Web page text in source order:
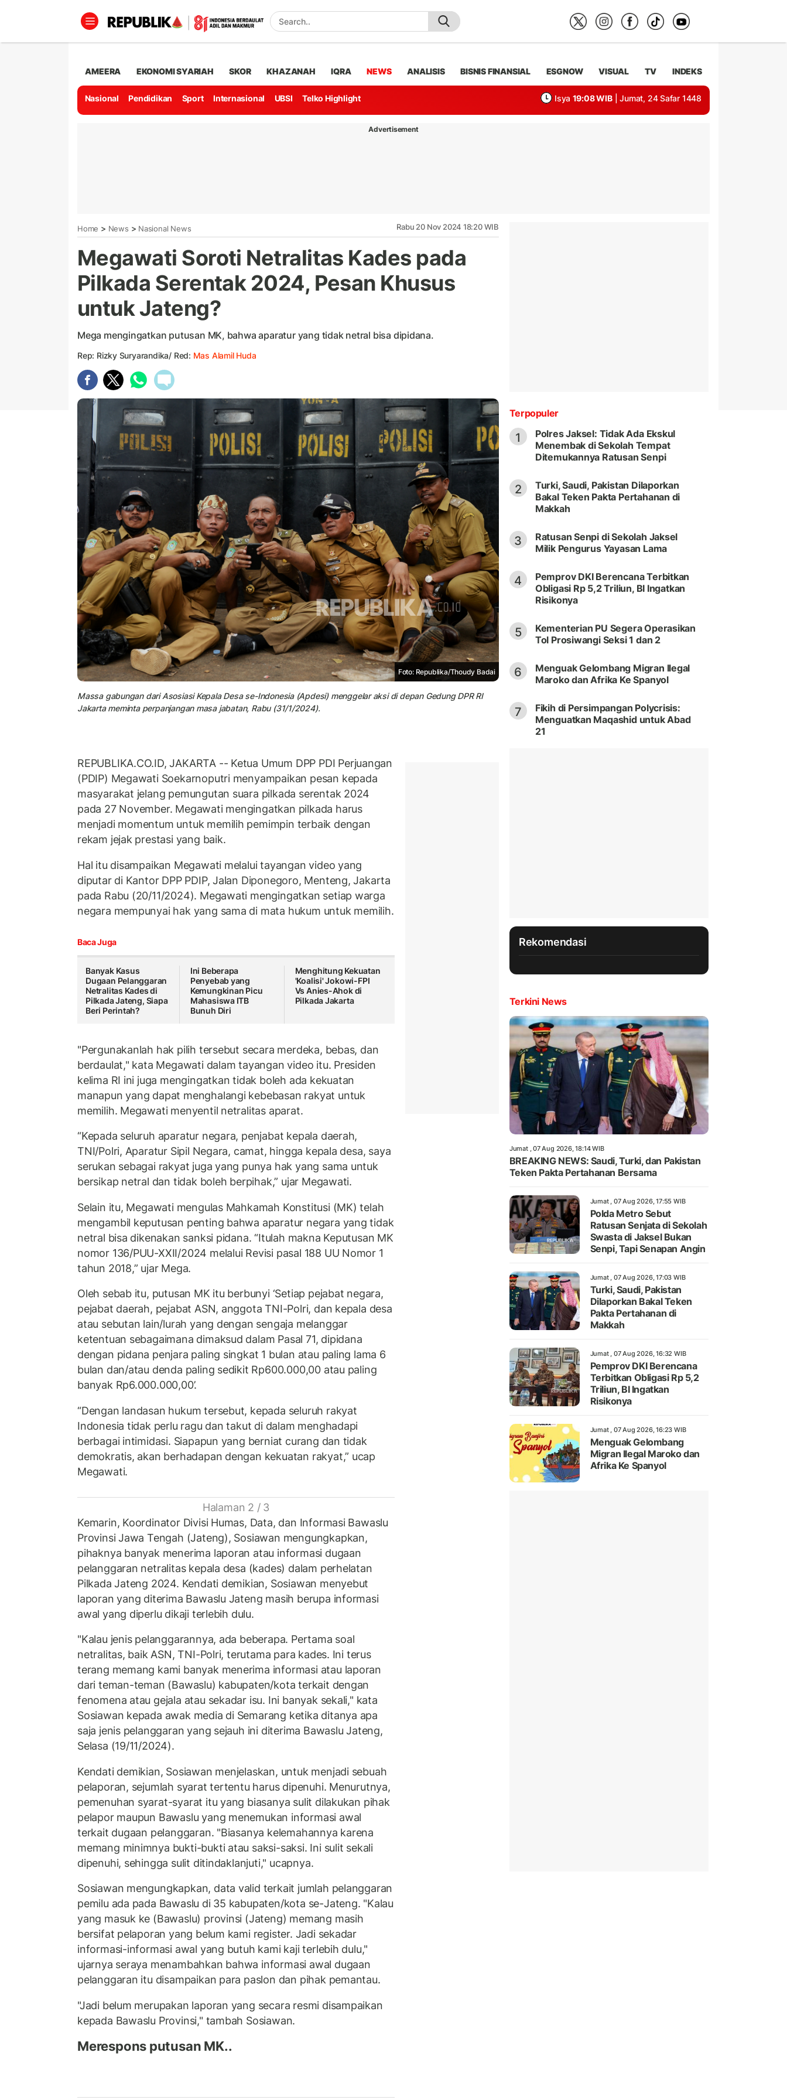
AMEERA EKONOMI SYARIAH SKOR KHAZANAH IQRA NEWS ANALISIS BISNIS FINANSIAL ESGNOW VISUAL TV INDEKS
Nasional Pendidikan Sport Internasional UBSI Telko Highlight Isya 19:08 WIB | Jumat, 24 Safar 1448
Advertisement
Home > News > Nasional News Rabu 20 Nov 2024 18:20 WIB
Megawati Soroti Netralitas Kades pada
Pilkada Serentak 2024, Pesan Khusus
untuk Jateng?
Mega mengingatkan putusan MK, bahwa aparatur yang tidak netral bisa dipidana.
Rep: Rizky Suryarandika/ Red: Mas Alamil Huda
Foto: Republika/Thoudy Badai
Massa gabungan dari Asosiasi Kepala Desa se-Indonesia (Apdesi) menggelar aksi di depan Gedung DPR RI
Jakarta meminta perpanjangan masa jabatan, Rabu (31/1/2024).
REPUBLIKA.CO.ID, JAKARTA -- Ketua Umum DPP PDI Perjuangan
(PDIP) Megawati Soekarnoputri menyampaikan pesan kepada
masyarakat jelang pemungutan suara pilkada serentak 2024
pada 27 November. Megawati mengingatkan pilkada harus
menjadi momentum untuk memilih pemimpin terbaik dengan
rekam jejak prestasi yang baik.
Hal itu disampaikan Megawati melalui tayangan video yang
diputar di Kantor DPP PDIP, Jalan Diponegoro, Menteng, Jakarta
pada Rabu (20/11/2024). Megawati mengingatkan setiap warga
negara mempunyai hak yang sama di mata hukum untuk memilih.
Baca Juga
Banyak Kasus
Dugaan Pelanggaran
Netralitas Kades di
Pilkada Jateng, Siapa
Beri Perintah?
Ini Beberapa
Penyebab yang
Kemungkinan Picu
Mahasiswa ITB
Bunuh Diri
Menghitung Kekuatan
'Koalisi' Jokowi-FPI
Vs Anies-Ahok di
Pilkada Jakarta
"Pergunakanlah hak pilih tersebut secara merdeka, bebas, dan
berdaulat," kata Megawati dalam tayangan video itu. Presiden
kelima RI ini juga mengingatkan tidak boleh ada kekuatan
manapun yang dapat menghalangi kebebasan rakyat untuk
memilih. Megawati menyentil netralitas aparat.
“Kepada seluruh aparatur negara, penjabat kepala daerah,
TNI/Polri, Aparatur Sipil Negara, camat, hingga kepala desa, saya
serukan sebagai rakyat juga yang punya hak yang sama untuk
bersikap netral dan tidak boleh berpihak,” ujar Megawati.
Selain itu, Megawati mengulas Mahkamah Konstitusi (MK) telah
mengambil keputusan penting bahwa aparatur negara yang tidak
netral bisa dikenakan sanksi pidana. “Itulah makna Keputusan MK
nomor 136/PUU-XXII/2024 melalui Revisi pasal 188 UU Nomor 1
tahun 2018,” ujar Mega.
Oleh sebab itu, putusan MK itu berbunyi ‘Setiap pejabat negara,
pejabat daerah, pejabat ASN, anggota TNI-Polri, dan kepala desa
atau sebutan lain/lurah yang dengan sengaja melanggar
ketentuan sebagaimana dimaksud dalam Pasal 71, dipidana
dengan pidana penjara paling singkat 1 bulan atau paling lama 6
bulan dan/atau denda paling sedikit Rp600.000,00 atau paling
banyak Rp6.000.000,00’.
“Dengan landasan hukum tersebut, kepada seluruh rakyat
Indonesia tidak perlu ragu dan takut di dalam menghadapi
berbagai intimidasi. Siapapun yang berniat curang dan tidak
demokratis, akan berhadapan dengan kekuatan rakyat,” ucap
Megawati.
Halaman 2 / 3
Kemarin, Koordinator Divisi Humas, Data, dan Informasi Bawaslu
Provinsi Jawa Tengah (Jateng), Sosiawan mengungkapkan,
pihaknya banyak menerima laporan atau informasi dugaan
pelanggaran netralitas kepala desa (kades) dalam perhelatan
Pilkada Jateng 2024. Kendati demikian, Sosiawan menyebut
laporan yang diterima Bawaslu Jateng masih berupa informasi
awal yang diperlu dikaji terlebih dulu.
"Kalau jenis pelanggarannya, ada beberapa. Pertama soal
netralitas, baik ASN, TNI-Polri, terutama para kades. Ini terus
terang memang kami banyak menerima informasi atau laporan
dari teman-teman (Bawaslu) kabupaten/kota terkait dengan
fenomena atau gejala atau sekadar isu. Ini banyak sekali," kata
Sosiawan kepada awak media di Semarang ketika ditanya apa
saja jenis pelanggaran yang sejauh ini diterima Bawaslu Jateng,
Selasa (19/11/2024).
Kendati demikian, Sosiawan menjelaskan, untuk menjadi sebuah
pelaporan, sejumlah syarat tertentu harus dipenuhi. Menurutnya,
pemenuhan syarat-syarat itu yang biasanya sulit dilakukan pihak
pelapor maupun Bawaslu yang menemukan informasi awal
terkait dugaan pelanggaran. "Biasanya kelemahannya karena
memang minimnya bukti-bukti atau saksi-saksi. Ini sulit sekali
dipenuhi, sehingga sulit ditindaklanjuti," ucapnya.
Sosiawan mengungkapkan, data valid terkait jumlah pelanggaran
pemilu ada pada Bawaslu di 35 kabupaten/kota se-Jateng. "Kalau
yang masuk ke (Bawaslu) provinsi (Jateng) memang masih
bersifat pelaporan yang belum kami register. Jadi sekadar
informasi-informasi awal yang butuh kami kaji terlebih dulu,"
ujarnya seraya menambahkan bahwa informasi awal dugaan
pelanggaran itu disampaikan para paslon dan pihak pemantau.
"Jadi belum merupakan laporan yang secara resmi disampaikan
kepada Bawaslu Provinsi," tambah Sosiawan.
Merespons putusan MK..
Terpopuler
1
Polres Jaksel: Tidak Ada Ekskul
Menembak di Sekolah Tempat
Ditemukannya Ratusan Senpi
2
Turki, Saudi, Pakistan Dilaporkan
Bakal Teken Pakta Pertahanan di
Makkah
3
Ratusan Senpi di Sekolah Jaksel
Milik Pengurus Yayasan Lama
4
Pemprov DKI Berencana Terbitkan
Obligasi Rp 5,2 Triliun, BI Ingatkan
Risikonya
5
Kementerian PU Segera Operasikan
Tol Prosiwangi Seksi 1 dan 2
6
Menguak Gelombang Migran Ilegal
Maroko dan Afrika Ke Spanyol
7
Fikih di Persimpangan Polycrisis:
Menguatkan Maqashid untuk Abad
21
Rekomendasi
Terkini News
Jumat , 07 Aug 2026, 18:14 WIB
BREAKING NEWS: Saudi, Turki, dan Pakistan
Teken Pakta Pertahanan Bersama
Jumat , 07 Aug 2026, 17:55 WIB
Polda Metro Sebut
Ratusan Senjata di Sekolah
Swasta di Jaksel Bukan
Senpi, Tapi Senapan Angin
Jumat , 07 Aug 2026, 17:03 WIB
Turki, Saudi, Pakistan
Dilaporkan Bakal Teken
Pakta Pertahanan di
Makkah
Jumat , 07 Aug 2026, 16:32 WIB
Pemprov DKI Berencana
Terbitkan Obligasi Rp 5,2
Triliun, BI Ingatkan
Risikonya
Jumat , 07 Aug 2026, 16:23 WIB
Menguak Gelombang
Migran Ilegal Maroko dan
Afrika Ke Spanyol